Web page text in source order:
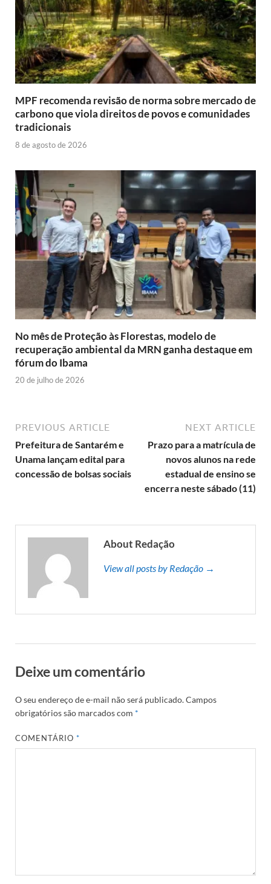
MPF recomenda revisão de norma sobre mercado de
carbono que viola direitos de povos e comunidades
tradicionais
8 de agosto de 2026
No mês de Proteção às Florestas, modelo de
recuperação ambiental da MRN ganha destaque em
fórum do Ibama
20 de julho de 2026
PREVIOUS ARTICLE
Prefeitura de Santarém e
Unama lançam edital para
concessão de bolsas sociais
NEXT ARTICLE
Prazo para a matrícula de
novos alunos na rede
estadual de ensino se
encerra neste sábado (11)
About Redação
View all posts by Redação →
Deixe um comentário
O seu endereço de e-mail não será publicado.Campos
obrigatórios são marcados com *
COMENTÁRIO*